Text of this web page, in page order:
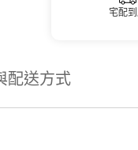
宅配
配送方式